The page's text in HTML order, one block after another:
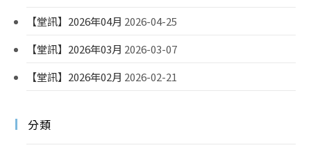
【堂訊】2026年04月 2026-04-25
【堂訊】2026年03月 2026-03-07
【堂訊】2026年02月 2026-02-21
分類